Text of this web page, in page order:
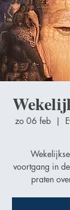
zo 06 feb
  |
voortgang in
praten